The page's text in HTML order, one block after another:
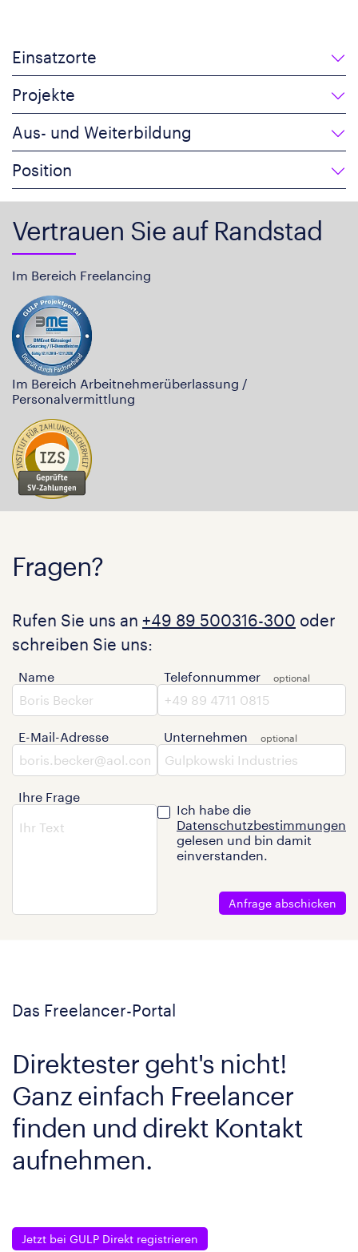
Einsatzorte
Projekte
Aus- und Weiterbildung
Position
Vertrauen Sie auf Randstad
Im Bereich Freelancing
Im Bereich Arbeitnehmerüberlassung /
Personalvermittlung
Fragen?
Rufen Sie uns an +49 89 500316-300 oder
schreiben Sie uns:
Name
E-Mail-Adresse
Ihre Frage
Telefonnummer
Unternehmen
Ich habe die
Datenschutzbestimmungen
gelesen und bin damit
einverstanden.
Anfrage abschicken
Das Freelancer-Portal
Direktester geht's nicht!
Ganz einfach Freelancer
finden und direkt Kontakt
aufnehmen.
Jetzt bei GULP Direkt registrieren